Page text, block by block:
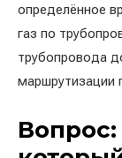
определённое
газ по
трубопровода
маршрутизации
Вопрос: